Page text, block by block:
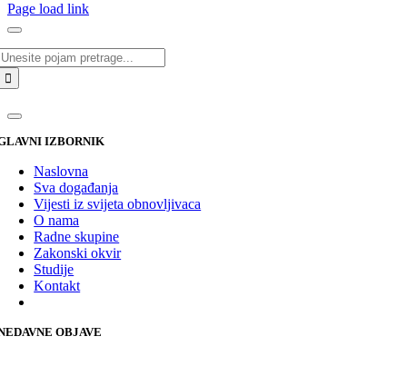
Page load link
IZBORNIK
Naslovna
Sva događanja
Vijesti iz svijeta obnovljivaca
O nama
Radne skupine
Zakonski okvir
Studije
Kontakt
OBJAVE